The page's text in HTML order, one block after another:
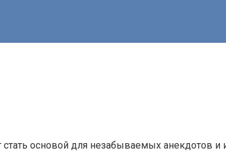
основой для незабываемых анекдотов и